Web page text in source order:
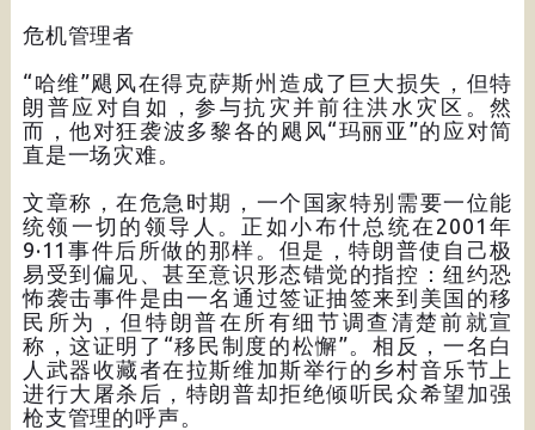
危机管理者
“哈维”飓风在得克萨斯州造成了巨大损失，但特
朗普应对自如，参与抗灾并前往洪水灾区。然
而，他对狂袭波多黎各的飓风“玛丽亚”的应对简
直是一场灾难。
文章称，在危急时期，一个国家特别需要一位能
统领一切的领导人。正如小布什总统在2001年
9·11事件后所做的那样。但是，特朗普使自己极
易受到偏见、甚至意识形态错觉的指控：纽约恐
怖袭击事件是由一名通过签证抽签来到美国的移
民所为，但特朗普在所有细节调查清楚前就宣
称，这证明了“移民制度的松懈”。相反，一名白
人武器收藏者在拉斯维加斯举行的乡村音乐节上
进行大屠杀后，特朗普却拒绝倾听民众希望加强
枪支管理的呼声。